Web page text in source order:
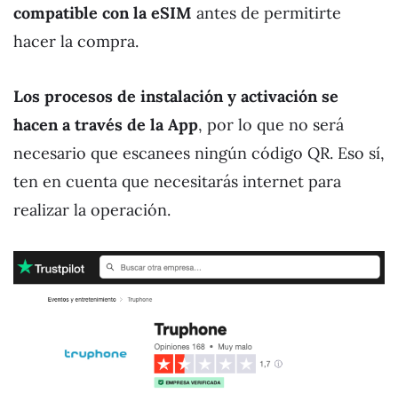
compatible con la eSIM antes de permitirte
hacer la compra.
Los procesos de instalación y activación se
hacen a través de la App, por lo que no será
necesario que escanees ningún código QR. Eso sí,
ten en cuenta que necesitarás internet para
realizar la operación.